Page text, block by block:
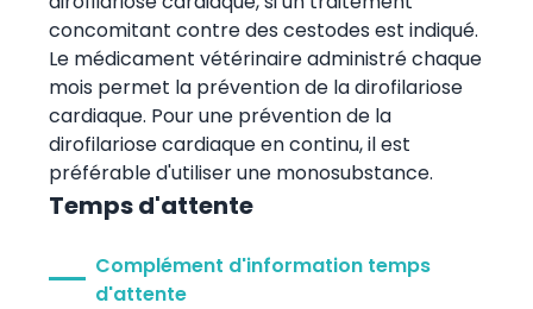
concomitant contre des cestodes est indiqué.
Le médicament vétérinaire administré chaque
mois permet la prévention de la dirofilariose
cardiaque. Pour une prévention de la
dirofilariose cardiaque en continu, il est
préférable d'utiliser une monosubstance.
Temps d'attente
Complément d'information temps
d'attente